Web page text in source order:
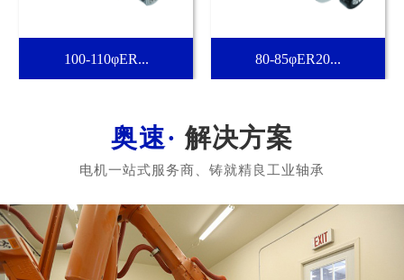
100-110φER... 80-85φER20...
解决方案